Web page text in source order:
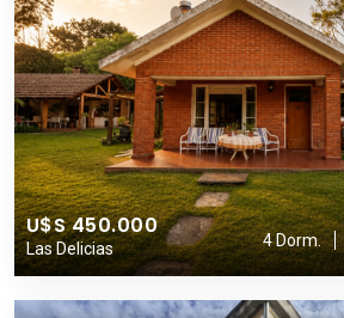
U$S 450.000
Las Delicias 4 Dorm.